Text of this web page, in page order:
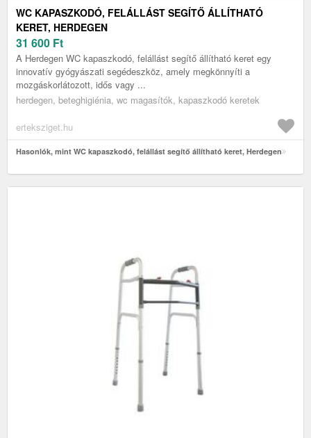
WC KAPASZKODÓ, FELÁLLÁST SEGÍTŐ ÁLLÍTHATÓ
KERET, HERDEGEN
31 600 Ft
A Herdegen WC kapaszkodó, felállást segítő állítható keret egy
innovatív gyógyászati segédeszköz, amely megkönnyíti a
mozgáskorlátozott, idős vagy ...
herdegen, beteghigiénia, wc magasítók, kapaszkodó keretek
erteksziget.hu
Hasonlók, mint WC kapaszkodó, felállást segítő állítható keret, Herdegen